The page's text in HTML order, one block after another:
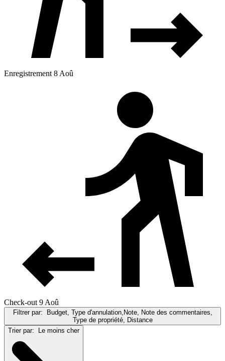
Enregistrement 8 Aoû
Check-out 9 Aoû
Filtrer par:
Budget, Type d'annulation,Note, Note des commentaires,
Type de propriété, Distance
Trier par:
Le moins cher